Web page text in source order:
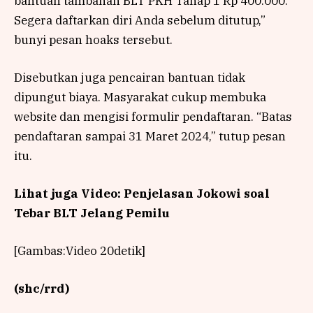
Segera daftarkan diri Anda sebelum ditutup,”
bunyi pesan hoaks tersebut.
Disebutkan juga pencairan bantuan tidak
dipungut biaya. Masyarakat cukup membuka
website dan mengisi formulir pendaftaran. “Batas
pendaftaran sampai 31 Maret 2024,” tutup pesan
itu.
Lihat juga Video: Penjelasan Jokowi soal
Tebar BLT Jelang Pemilu
[Gambas:Video 20detik]
(shc/rrd)